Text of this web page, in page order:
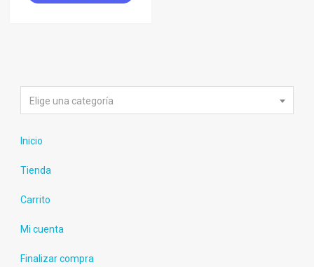
Elige una categoría
Inicio
Tienda
Carrito
Mi cuenta
Finalizar compra